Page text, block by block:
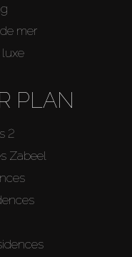
mer
PLAN
2
Zabeel